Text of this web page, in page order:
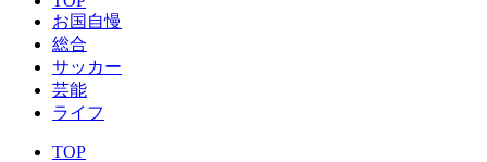
お国自慢
総合
サッカー
芸能
ライフ
TOP